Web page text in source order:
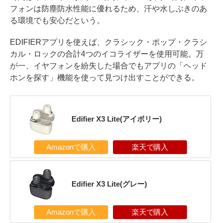
フォンは防塵防水性能に優れるため、汗や水しぶきのあ
る環境でも安心だという。
EDIFIERアプリを使えば、クラシック・ポップ・クラシ
カル・ロックの合計4つのイコライザーを使用可能。万
が一、イヤフォンを紛失した場合でもアプリの「ヘッド
ホンを探す」機能を使って見つけ出すことができる。
Edifier X3 Lite(アイボリー)
Amazonで購入 楽天で購入
Edifier X3 Lite(グレー)
Amazonで購入 楽天で購入